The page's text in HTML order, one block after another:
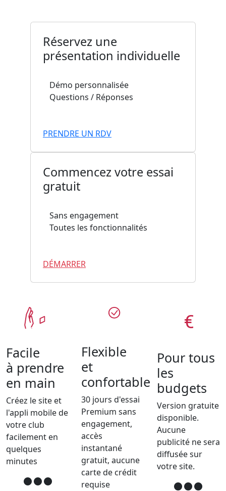
Réservez une
présentation individuelle
Démo personnalisée
Questions / Réponses
PRENDRE UN RDV
Commencez votre essai
gratuit
Sans engagement
Toutes les fonctionnalités
DÉMARRER
Facile
à prendre
en main
Créez le site et
l'appli mobile de
votre club
facilement en
quelques
minutes
Flexible
et
confortable
30 jours d'essai
Premium sans
engagement,
accès
instantané
gratuit, aucune
carte de crédit
requise
€
Pour tous
les
budgets
Version gratuite
disponible.
Aucune
publicité ne sera
diffusée sur
votre site.